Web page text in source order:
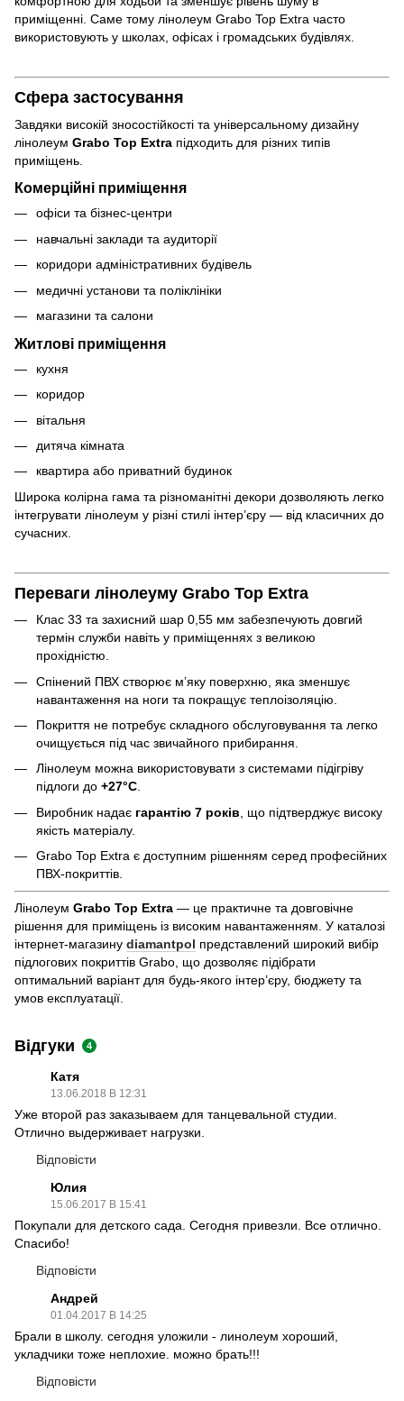
приміщенні. Саме тому лінолеум Grabo Top Extra часто
використовують у школах, офісах і громадських будівлях.
Сфера застосування
Завдяки високій зносостійкості та універсальному дизайну
лінолеум Grabo Top Extra підходить для різних типів
приміщень.
Комерційні приміщення
офіси та бізнес-центри
навчальні заклади та аудиторії
коридори адміністративних будівель
медичні установи та поліклініки
магазини та салони
Житлові приміщення
кухня
коридор
вітальня
дитяча кімната
квартира або приватний будинок
Широка колірна гама та різноманітні декори дозволяють легко
інтегрувати лінолеум у різні стилі інтер’єру — від класичних до
сучасних.
Переваги лінолеуму Grabo Top Extra
Клас 33 та захисний шар 0,55 мм забезпечують довгий
термін служби навіть у приміщеннях з великою
прохідністю.
Спінений ПВХ створює м’яку поверхню, яка зменшує
навантаження на ноги та покращує теплоізоляцію.
Покриття не потребує складного обслуговування та легко
очищується під час звичайного прибирання.
Лінолеум можна використовувати з системами підігріву
підлоги до +27°C.
Виробник надає гарантію 7 років , що підтверджує високу
якість матеріалу.
Grabo Top Extra є доступним рішенням серед професійних
ПВХ-покриттів.
Лінолеум Grabo Top Extra — це практичне та довговічне
рішення для приміщень із високим навантаженням. У каталозі
інтернет-магазину diamantpol представлений широкий вибір
підлогових покриттів Grabo, що дозволяє підібрати
оптимальний варіант для будь-якого інтер’єру, бюджету та
умов експлуатації.
Відгуки 4
Катя
13.06.2018 В 12:31
Уже второй раз заказываем для танцевальной студии.
Отлично выдерживает нагрузки.
Відповісти
Юлия
15.06.2017 В 15:41
Покупали для детского сада. Сегодня привезли. Все отлично.
Спасибо!
Відповісти
Андрей
01.04.2017 В 14:25
Брали в школу. сегодня уложили - линолеум хороший,
укладчики тоже неплохие. можно брать!!!
Відповісти